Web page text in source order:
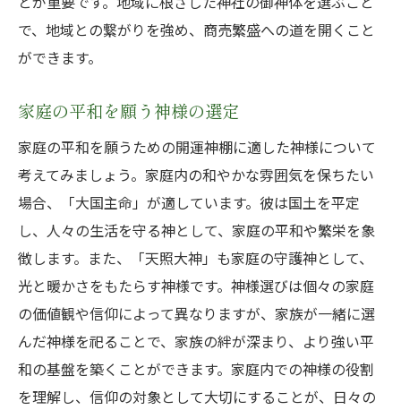
で、地域との繋がりを強め、商売繁盛への道を開くこと
ができます。
家庭の平和を願う神様の選定
家庭の平和を願うための開運神棚に適した神様について
考えてみましょう。家庭内の和やかな雰囲気を保ちたい
場合、「大国主命」が適しています。彼は国土を平定
し、人々の生活を守る神として、家庭の平和や繁栄を象
徴します。また、「天照大神」も家庭の守護神として、
光と暖かさをもたらす神様です。神様選びは個々の家庭
の価値観や信仰によって異なりますが、家族が一緒に選
んだ神様を祀ることで、家族の絆が深まり、より強い平
和の基盤を築くことができます。家庭内での神様の役割
を理解し、信仰の対象として大切にすることが、日々の